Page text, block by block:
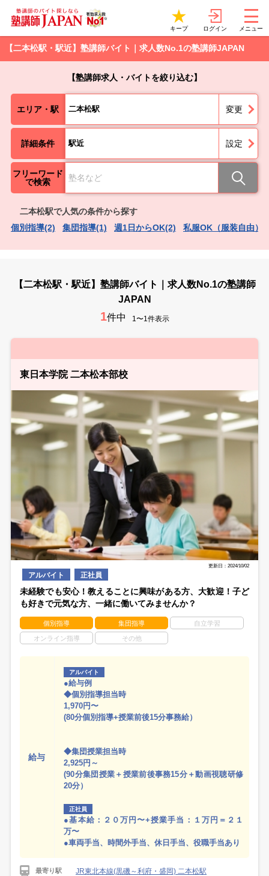
キープ ログイン メニュー
【二本松駅・駅近】塾講師バイト｜求人数No.1の塾講師JAPAN
【塾講師求人・バイトを絞り込む】
エリア・駅 二本松駅 変更
詳細条件 駅近 設定
フリーワード
で検索
二本松駅で人気の条件から探す
個別指導(2)
集団指導(1) 週1日からOK(2) 私服OK（服装自由）
【二本松駅・駅近】塾講師バイト｜求人数No.1の塾講師
JAPAN
1件中 1〜1件表示
東日本学院 二本松本部校
更新日：2024/10/02
アルバイト 正社員
未経験でも安心！教えることに興味がある方、大歓迎！子ど
も好きで元気な方、一緒に働いてみませんか？
個別指導 集団指導 自立学習
オンライン指導 その他
給与
アルバイト
●給与例
◆個別指導担当時
1,970円〜
(80分個別指導+授業前後15分事務給）
◆集団授業担当時
2,925円～
(90分集団授業＋授業前後事務15分＋動画視聴研修
20分）
正社員
●基本給：２０万円〜+授業手当：１万円＝２１
万〜
●車両手当、時間外手当、休日手当、役職手当あり
最寄り駅 JR東北本線(黒磯～利府・盛岡) 二本松駅